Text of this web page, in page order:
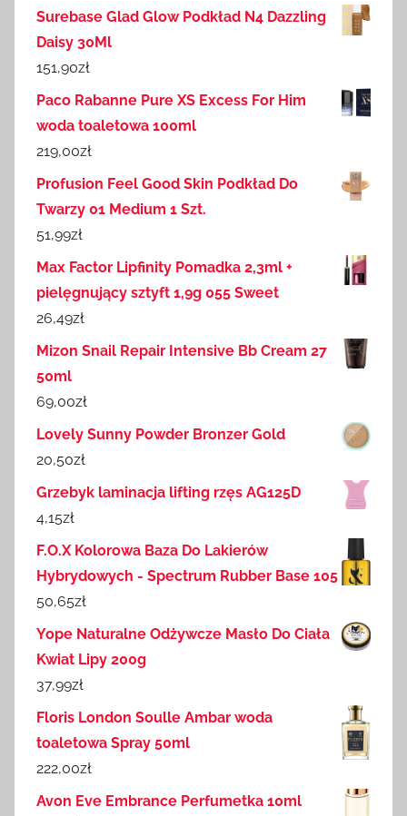
Surebase Glad Glow Podkład N4 Dazzling
Daisy 30Ml
151,90zł
Paco Rabanne Pure XS Excess For Him
woda toaletowa 100ml
219,00zł
Profusion Feel Good Skin Podkład Do
Twarzy 01 Medium 1 Szt.
51,99zł
Max Factor Lipfinity Pomadka 2,3ml +
pielęgnujący sztyft 1,9g 055 Sweet
26,49zł
Mizon Snail Repair Intensive Bb Cream 27
50ml
69,00zł
Lovely Sunny Powder Bronzer Gold
20,50zł
Grzebyk laminacja lifting rzęs AG125D
4,15zł
F.O.X Kolorowa Baza Do Lakierów
Hybrydowych - Spectrum Rubber Base 105
50,65zł
Yope Naturalne Odżywcze Masło Do Ciała
Kwiat Lipy 200g
37,99zł
Floris London Soulle Ambar woda
toaletowa Spray 50ml
222,00zł
Avon Eve Embrance Perfumetka 10ml